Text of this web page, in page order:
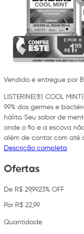
Vendido e entregue por
LISTERINE(®) COOL
99% dos germes e
hálito. Seu sabor de
onde o fio e a escova
além de contar com até
Descrição completa
Ofertas
De R$ 29,9923% OFF
Por R$ 22,99
Quantidade